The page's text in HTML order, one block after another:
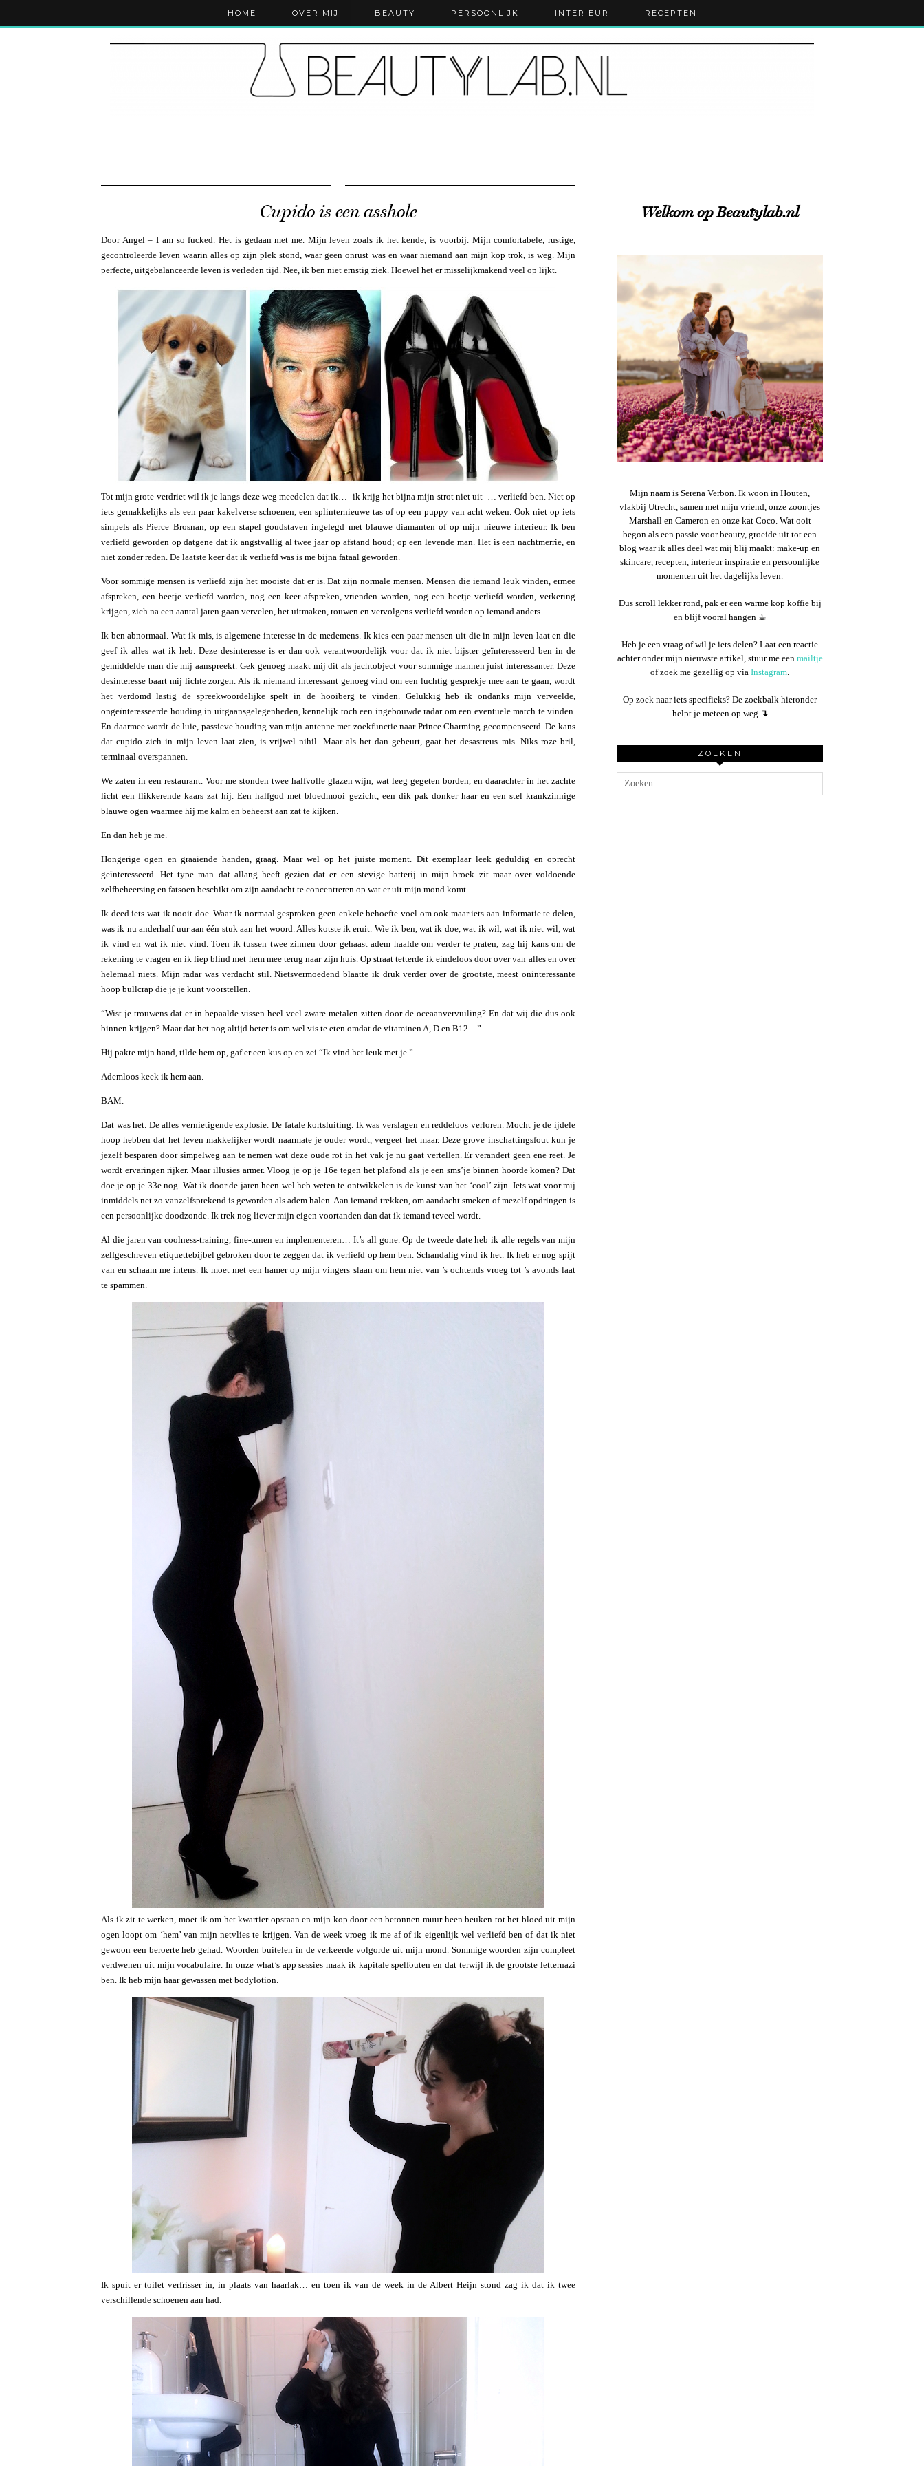
HOME OVER MIJ BEAUTY PERSOONLIJK INTERIEUR RECEPTEN
Cupido is een asshole
Door Angel – I am so fucked. Het is gedaan met me. Mijn leven zoals ik het kende, is voorbij. Mijn comfortabele, rustige,
gecontroleerde leven waarin alles op zijn plek stond, waar geen onrust was en waar niemand aan mijn kop trok, is weg. Mijn
perfecte, uitgebalanceerde leven is verleden tijd. Nee, ik ben niet ernstig ziek. Hoewel het er misselijkmakend veel op lijkt.
Tot mijn grote verdriet wil ik je langs deze weg meedelen dat ik… -ik krijg het bijna mijn strot niet uit- … verliefd ben. Niet op
iets gemakkelijks als een paar kakelverse schoenen, een splinternieuwe tas of op een puppy van acht weken. Ook niet op iets
simpels als Pierce Brosnan, op een stapel goudstaven ingelegd met blauwe diamanten of op mijn nieuwe interieur. Ik ben
verliefd geworden op datgene dat ik angstvallig al twee jaar op afstand houd; op een levende man. Het is een nachtmerrie, en
niet zonder reden. De laatste keer dat ik verliefd was is me bijna fataal geworden.
Voor sommige mensen is verliefd zijn het mooiste dat er is. Dat zijn normale mensen. Mensen die iemand leuk vinden, ermee
afspreken, een beetje verliefd worden, nog een keer afspreken, vrienden worden, nog een beetje verliefd worden, verkering
krijgen, zich na een aantal jaren gaan vervelen, het uitmaken, rouwen en vervolgens verliefd worden op iemand anders.
Ik ben abnormaal. Wat ik mis, is algemene interesse in de medemens. Ik kies een paar mensen uit die in mijn leven laat en die
geef ik alles wat ik heb. Deze desinteresse is er dan ook verantwoordelijk voor dat ik niet bijster geïnteresseerd ben in de
gemiddelde man die mij aanspreekt. Gek genoeg maakt mij dit als jachtobject voor sommige mannen juist interessanter. Deze
desinteresse baart mij lichte zorgen. Als ik niemand interessant genoeg vind om een luchtig gesprekje mee aan te gaan, wordt
het verdomd lastig de spreekwoordelijke spelt in de hooiberg te vinden. Gelukkig heb ik ondanks mijn verveelde,
ongeïnteresseerde houding in uitgaansgelegenheden, kennelijk toch een ingebouwde radar om een eventuele match te vinden.
En daarmee wordt de luie, passieve houding van mijn antenne met zoekfunctie naar Prince Charming gecompenseerd. De kans
dat cupido zich in mijn leven laat zien, is vrijwel nihil. Maar als het dan gebeurt, gaat het desastreus mis. Niks roze bril,
terminaal overspannen.
We zaten in een restaurant. Voor me stonden twee halfvolle glazen wijn, wat leeg gegeten borden, en daarachter in het zachte
licht een flikkerende kaars zat hij. Een halfgod met bloedmooi gezicht, een dik pak donker haar en een stel krankzinnige
blauwe ogen waarmee hij me kalm en beheerst aan zat te kijken.
En dan heb je me.
Hongerige ogen en graaiende handen, graag. Maar wel op het juiste moment. Dit exemplaar leek geduldig en oprecht
geïnteresseerd. Het type man dat allang heeft gezien dat er een stevige batterij in mijn broek zit maar over voldoende
zelfbeheersing en fatsoen beschikt om zijn aandacht te concentreren op wat er uit mijn mond komt.
Ik deed iets wat ik nooit doe. Waar ik normaal gesproken geen enkele behoefte voel om ook maar iets aan informatie te delen,
was ik nu anderhalf uur aan één stuk aan het woord. Alles kotste ik eruit. Wie ik ben, wat ik doe, wat ik wil, wat ik niet wil, wat
ik vind en wat ik niet vind. Toen ik tussen twee zinnen door gehaast adem haalde om verder te praten, zag hij kans om de
rekening te vragen en ik liep blind met hem mee terug naar zijn huis. Op straat tetterde ik eindeloos door over van alles en over
helemaal niets. Mijn radar was verdacht stil. Nietsvermoedend blaatte ik druk verder over de grootste, meest oninteressante
hoop bullcrap die je je kunt voorstellen.
“Wist je trouwens dat er in bepaalde vissen heel veel zware metalen zitten door de oceaanvervuiling? En dat wij die dus ook
binnen krijgen? Maar dat het nog altijd beter is om wel vis te eten omdat de vitaminen A, D en B12…”
Hij pakte mijn hand, tilde hem op, gaf er een kus op en zei “Ik vind het leuk met je.”
Ademloos keek ik hem aan.
BAM.
Dat was het. De alles vernietigende explosie. De fatale kortsluiting. Ik was verslagen en reddeloos verloren. Mocht je de ijdele
hoop hebben dat het leven makkelijker wordt naarmate je ouder wordt, vergeet het maar. Deze grove inschattingsfout kun je
jezelf besparen door simpelweg aan te nemen wat deze oude rot in het vak je nu gaat vertellen. Er verandert geen ene reet. Je
wordt ervaringen rijker. Maar illusies armer. Vloog je op je 16e tegen het plafond als je een sms’je binnen hoorde komen? Dat
doe je op je 33e nog. Wat ik door de jaren heen wel heb weten te ontwikkelen is de kunst van het ‘cool’ zijn. Iets wat voor mij
inmiddels net zo vanzelfsprekend is geworden als adem halen. Aan iemand trekken, om aandacht smeken of mezelf opdringen is
een persoonlijke doodzonde. Ik trek nog liever mijn eigen voortanden dan dat ik iemand teveel wordt.
Al die jaren van coolness-training, fine-tunen en implementeren… It’s all gone. Op de tweede date heb ik alle regels van mijn
zelfgeschreven etiquettebijbel gebroken door te zeggen dat ik verliefd op hem ben. Schandalig vind ik het. Ik heb er nog spijt
van en schaam me intens. Ik moet met een hamer op mijn vingers slaan om hem niet van ’s ochtends vroeg tot ’s avonds laat
te spammen.
Als ik zit te werken, moet ik om het kwartier opstaan en mijn kop door een betonnen muur heen beuken tot het bloed uit mijn
ogen loopt om ‘hem’ van mijn netvlies te krijgen. Van de week vroeg ik me af of ik eigenlijk wel verliefd ben of dat ik niet
gewoon een beroerte heb gehad. Woorden buitelen in de verkeerde volgorde uit mijn mond. Sommige woorden zijn compleet
verdwenen uit mijn vocabulaire. In onze what’s app sessies maak ik kapitale spelfouten en dat terwijl ik de grootste letternazi
ben. Ik heb mijn haar gewassen met bodylotion.
Ik spuit er toilet verfrisser in, in plaats van haarlak… en toen ik van de week in de Albert Heijn stond zag ik dat ik twee
verschillende schoenen aan had.
Welkom op Beautylab.nl
Mijn naam is Serena Verbon. Ik woon in Houten,
vlakbij Utrecht, samen met mijn vriend, onze zoontjes
Marshall en Cameron en onze kat Coco. Wat ooit
begon als een passie voor beauty, groeide uit tot een
blog waar ik alles deel wat mij blij maakt: make-up en
skincare, recepten, interieur inspiratie en persoonlijke
momenten uit het dagelijks leven.
Dus scroll lekker rond, pak er een warme kop koffie bij
en blijf vooral hangen ☕︎
Heb je een vraag of wil je iets delen? Laat een reactie
achter onder mijn nieuwste artikel, stuur me een mailtje
of zoek me gezellig op via Instagram.
Op zoek naar iets specifieks? De zoekbalk hieronder
helpt je meteen op weg ↴
ZOEKEN